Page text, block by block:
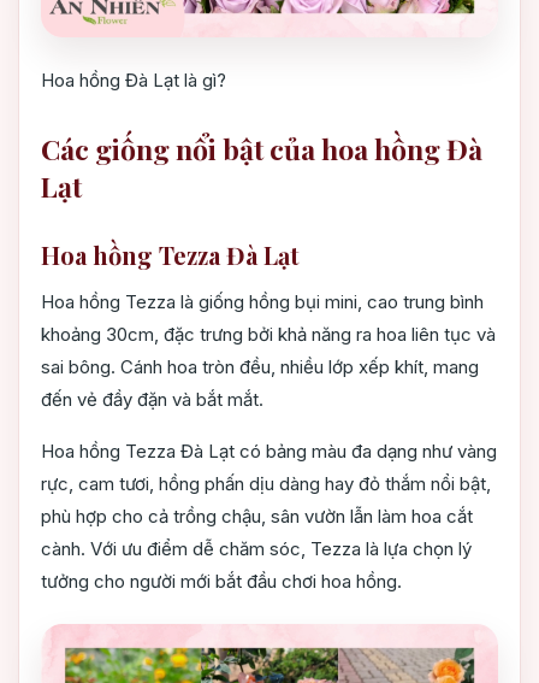
Hoa hồng Đà Lạt là gì?
Các giống nổi bật của hoa hồng Đà
Lạt
Hoa hồng Tezza Đà Lạt
Hoa hồng Tezza là giống hồng bụi mini, cao trung bình
khoảng 30cm, đặc trưng bởi khả năng ra hoa liên tục và
sai bông. Cánh hoa tròn đều, nhiều lớp xếp khít, mang
đến vẻ đầy đặn và bắt mắt.
Hoa hồng Tezza Đà Lạt có bảng màu đa dạng như vàng
rực, cam tươi, hồng phấn dịu dàng hay đỏ thắm nổi bật,
phù hợp cho cả trồng chậu, sân vườn lẫn làm hoa cắt
cành. Với ưu điểm dễ chăm sóc, Tezza là lựa chọn lý
tưởng cho người mới bắt đầu chơi hoa hồng.